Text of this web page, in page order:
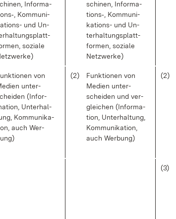
In­for­ma­
Kom­mu­ni­
und Un­
so­zia­le
schi­nen, In­for­ma­
ti­ons‑, Kom­mu­ni­
ka­ti­ons- und Un­
ter­hal­tungs­platt­
for­men, so­zia­le
Netz­wer­ke)
von
un­ter­
(In­for­
Un­ter­hal­
Kom­mu­ni­ka­
auch Wer­
(2)
Funk­tio­nen von
Me­di­en un­ter­
schei­den und ver­
glei­chen (In­for­ma­
ti­on, Un­ter­hal­tung,
Kom­mu­ni­ka­ti­on,
auch Wer­bung)
(2)
(3)